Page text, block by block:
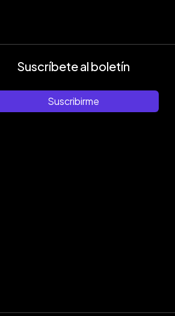
Suscríbete al boletín
Suscribirme